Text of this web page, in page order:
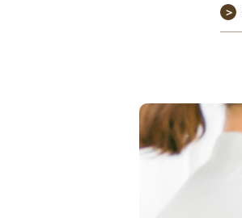
＞